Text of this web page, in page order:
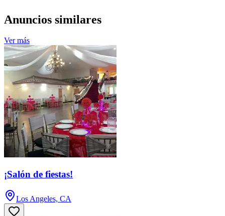
Anuncios similares
Ver más
¡Salón de fiestas!
Los Angeles, CA